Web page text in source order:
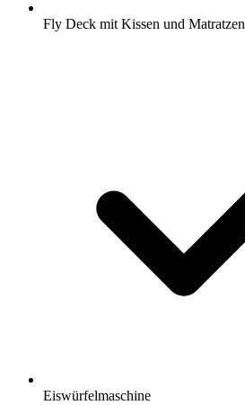
Fly Deck mit Kissen und Matratzen
Eiswürfelmaschine